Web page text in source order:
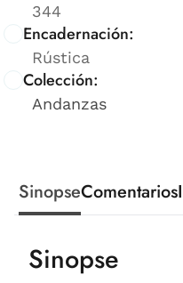
344
Encadernación:
Rústica
Colección:
Andanzas
SinopseComentarios
Sinopse